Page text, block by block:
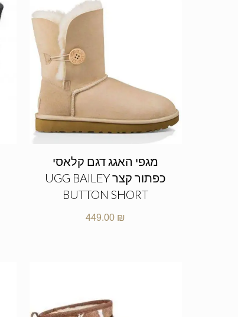
מגפי האגג דגם קלאסי
כפתור קצר UGG BAILEY
BUTTON SHORT
449.00 ₪